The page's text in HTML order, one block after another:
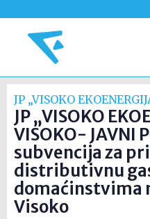
JP „VISOKO
JP „VISOKO
VISOKO- JAVNI
subvencija za
distributivnu
domaćinstvima
Visoko